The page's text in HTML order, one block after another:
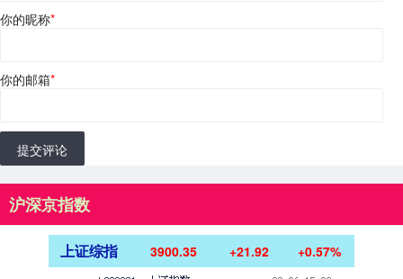
你的昵称*
你的邮箱*
提交评论
沪深京指数
上证综指 3900.35 +21.92 +0.57%